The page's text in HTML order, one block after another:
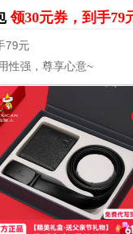
领30元券，到手79
79元
性强，尊享心意~